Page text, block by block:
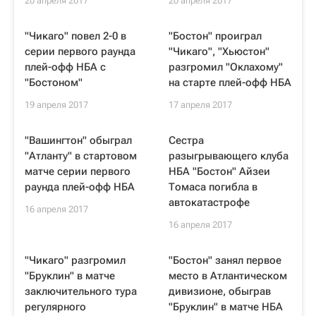
"Чикаго" повел 2-0 в
серии первого раунда
плей-офф НБА с
"Бостоном"
19 апреля 2017
"Бостон" проиграл
"Чикаго", "Хьюстон"
разгромил "Оклахому"
на старте плей-офф НБА
17 апреля 2017
"Вашингтон" обыграл
"Атланту" в стартовом
матче серии первого
раунда плей-офф НБА
16 апреля 2017
Сестра
разыгрывающего клуба
НБА "Бостон" Айзеи
Томаса погибла в
автокатастрофе
16 апреля 2017
"Чикаго" разгромил
"Бруклин" в матче
заключительного тура
регулярного
"Бостон" занял первое
место в Атлантическом
дивизионе, обыграв
"Бруклин" в матче НБА